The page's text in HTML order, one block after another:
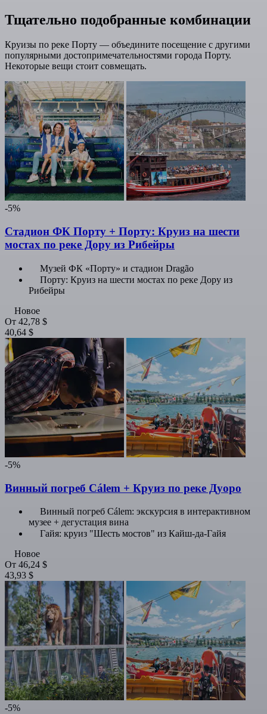
Тщательно подобранные комбинации
Круизы по реке Порту — объедините посещение с другими
популярными достопримечательностями города Порту.
Некоторые вещи стоит совмещать.
-5%
Стадион ФК Порту + Порту: Круиз на шести
мостах по реке Дору из Рибейры
Музей ФК «Порту» и стадион Dragão
Порту: Круиз на шести мостах по реке Дору из
Рибейры
Новое
От 42,78 $
40,64 $
-5%
Винный погреб Cálem + Круиз по реке Дуоро
Винный погреб Cálem: экскурсия в интерактивном
музее + дегустация вина
Гайя: круиз "Шесть мостов" из Кайш-да-Гайя
Новое
От 46,24 $
43,93 $
-5%